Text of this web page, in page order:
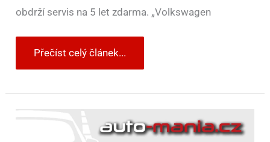
obdrží servis na 5 let zdarma. „Volkswagen
Přečíst celý článek...